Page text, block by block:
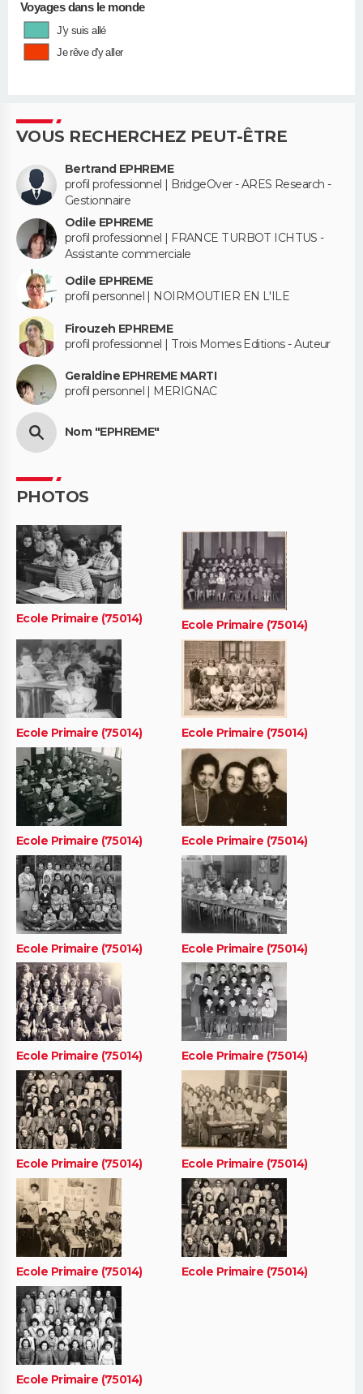
Voyages dans le monde
J'y suis allé
Je rêve d'y aller
VOUS RECHERCHEZ PEUT-ÊTRE
Bertrand EPHREME
profil professionnel | BridgeOver - ARES Research -
Gestionnaire
Odile EPHREME
profil professionnel | FRANCE TURBOT ICHTUS -
Assistante commerciale
Odile EPHREME
profil personnel | NOIRMOUTIER EN L'ILE
Firouzeh EPHREME
profil professionnel | Trois Momes Editions - Auteur
Geraldine EPHREME MARTI
profil personnel | MERIGNAC
Nom "EPHREME"
PHOTOS
Ecole Primaire (75014) Ecole Primaire (75014)
Ecole Primaire (75014) Ecole Primaire (75014)
Ecole Primaire (75014) Ecole Primaire (75014)
Ecole Primaire (75014) Ecole Primaire (75014)
Ecole Primaire (75014) Ecole Primaire (75014)
Ecole Primaire (75014) Ecole Primaire (75014)
Ecole Primaire (75014) Ecole Primaire (75014)
Ecole Primaire (75014)